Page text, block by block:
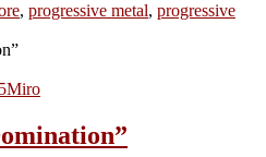
, progressive metal, progressive
Miro